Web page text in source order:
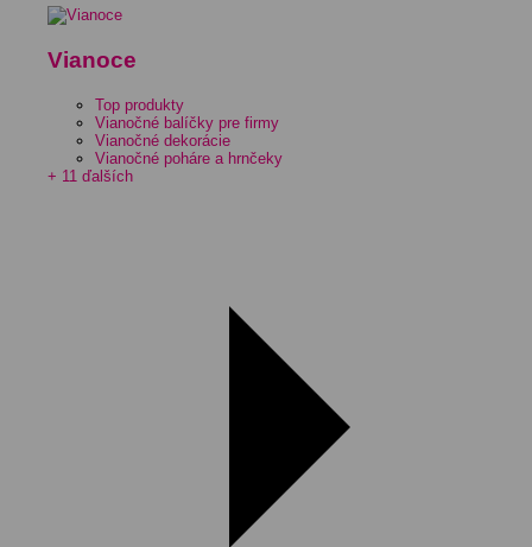
Vianoce
Top produkty
Vianočné balíčky pre firmy
Vianočné dekorácie
Vianočné poháre a hrnčeky
+ 11 ďalších